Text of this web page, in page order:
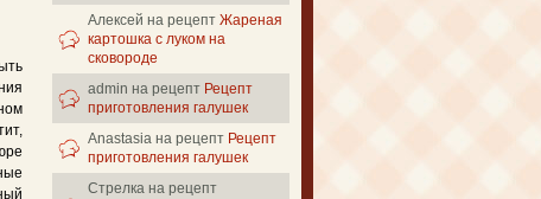
Алексей на рецепт Жареная
картошка с луком на
сковороде
admin на рецепт Рецепт
приготовления галушек
Anastasia на рецепт Рецепт
приготовления галушек
Стрелка на рецепт